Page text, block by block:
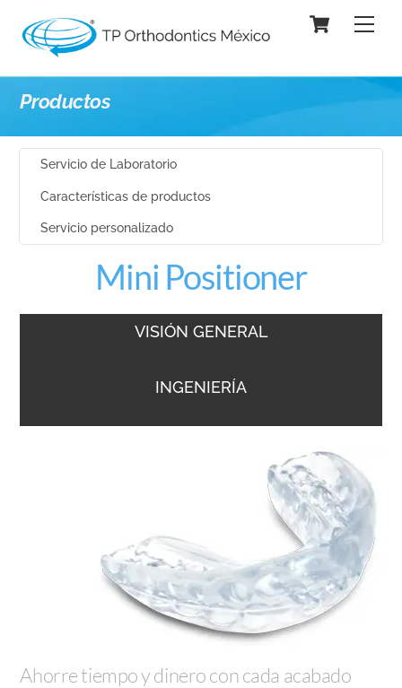
content
Cart
Productos
Servicio de Laboratorio
Características de productos
Servicio personalizado
Mini Positioner
VISIÓN GENERAL
INGENIERÍA
Ahorre tiempo y dinero con cada acabado